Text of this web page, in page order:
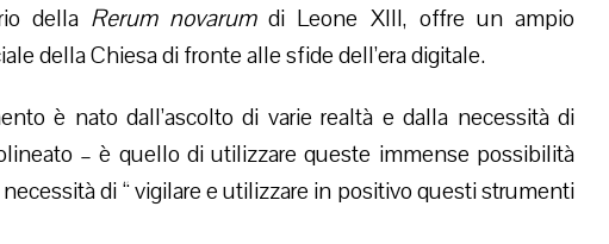
della Rerum novarumdi Leone XIII, offre un ampio
della Chiesa di fronte alle sfide dell’era digitale.
è nato dall’ascolto di varie realtà e dalla necessità di
– è quello di utilizzare queste immense possibilità
di “ vigilare e utilizzare in positivo questi strumenti